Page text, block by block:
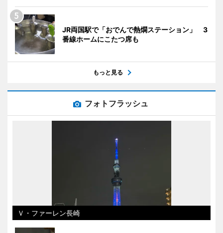
JR両国駅で「おでんで熱燗ステーション」 3
番線ホームにこたつ席も
もっと見る
フォトフラッシュ
Ｖ・ファーレン長崎